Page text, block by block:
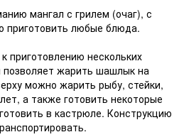
мангал с грилем (очаг), с
любые блюда.
приготовлению нескольких
позволяет жарить шашлык на
можно жарить рыбу, стейки,
а также готовить некоторые
в кастрюле. Конструкцию